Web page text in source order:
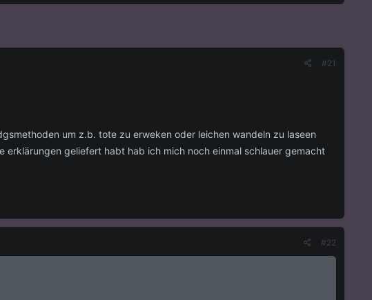
#21
um z.b. tote zu erweken oder leichen wandeln zu laseen
geliefert habt hab ich mich noch einmal schlauer gemacht
#22